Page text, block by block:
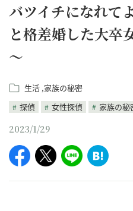
バツイチになれて
と格差婚した大卒
～
生活 家族の秘密
探偵
女性探偵 家族の秘
2023/1/29